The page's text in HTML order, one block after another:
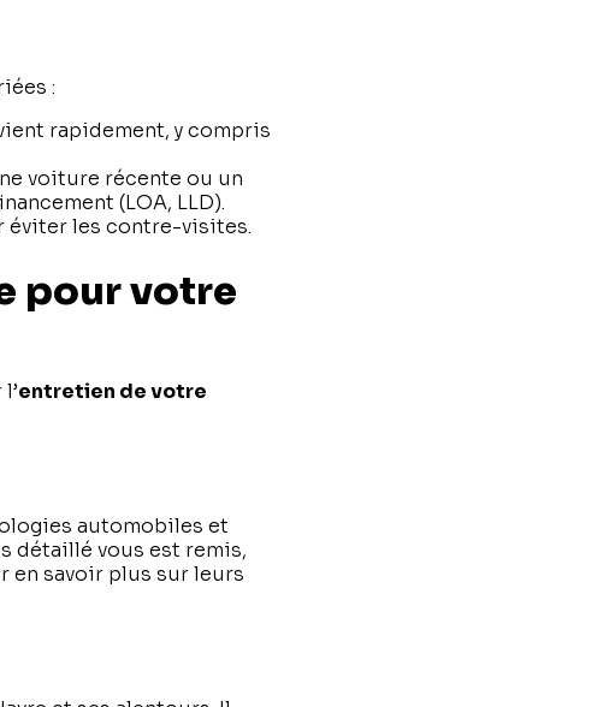
:
rapidement, y compris
voiture récente ou un
(LOA, LLD).
éviter les contre-visites.
pour votre
entretien de votre
automobiles et
détaillé vous est remis,
en savoir plus sur leurs